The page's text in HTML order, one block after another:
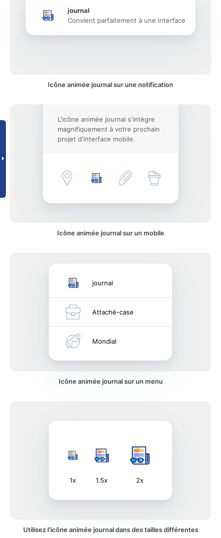
journal
Convient parfaitement à une interface
Icône animée journal sur une notification
L'icône animée journal s'intègre
magnifiquement à votre prochain
projet d'interface mobile.
Icône animée journal sur un mobile
journal
Attaché-case
Mondial
Icône animée journal sur un menu
1x 1.5x 2x
Utilisez l'icône animée journal dans des tailles différentes